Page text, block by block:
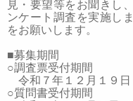
見・要望等をお聞きし
ンケート調査を実施し
をお願いします。
■募集期間
○調査票受付期間
令和７年１２月１９日
○質問書受付期間